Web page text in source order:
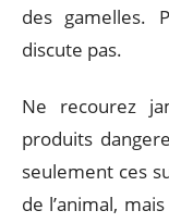
des gamelles.
discute pas.
Ne recourez
produits
seulement ces
de l’animal,